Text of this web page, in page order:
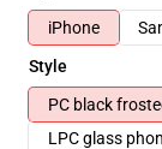
iPhone
Style
PC black
LPC glass